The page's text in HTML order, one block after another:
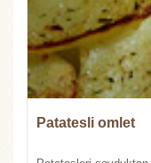
Patatesli omlet